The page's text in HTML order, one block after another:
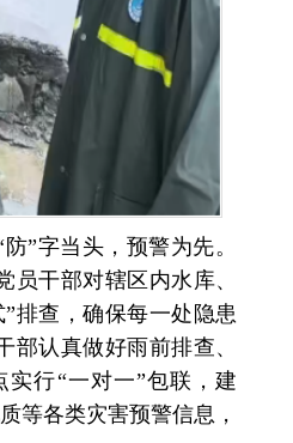
”字当头，预警为先。
干部对辖区内水库、
排查，确保每一处隐患
认真做好雨前排查、
行“一对一”包联，建
等各类灾害预警信息，